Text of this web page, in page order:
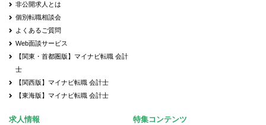
非公開求人とは
個別転職相談会
よくあるご質問
Web面談サービス
【関東・首都圏版】マイナビ転職 会計
士
【関西版】マイナビ転職 会計士
【東海版】マイナビ転職 会計士
求人情報 特集コンテンツ